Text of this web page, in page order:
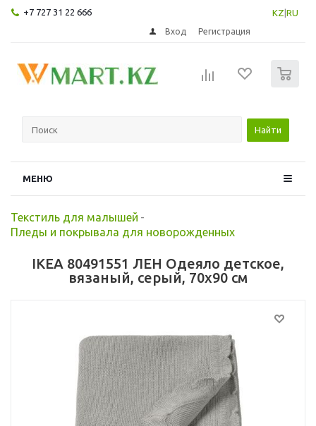
+7 727 31 22 666 KZ RU
Вход Регистрация
Найти
МЕНЮ
Текстиль для малышей -
Пледы и покрывала для новорожденных
IKEA 80491551 ЛЕН Одеяло детское,
вязаный, серый, 70x90 см